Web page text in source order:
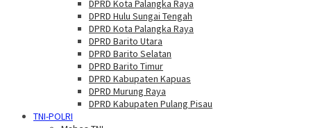
DPRD Kota Palangka Raya
DPRD Hulu Sungai Tengah
DPRD Kota Palangka Raya
DPRD Barito Utara
DPRD Barito Selatan
DPRD Barito Timur
DPRD Kabupaten Kapuas
DPRD Murung Raya
DPRD Kabupaten Pulang Pisau
TNI-POLRI